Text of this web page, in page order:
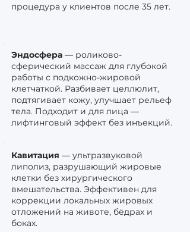
процедура у клиентов после 35 лет.
Эндосфера — роликово-
сферический массаж для глубокой
работы с подкожно-жировой
клетчаткой. Разбивает целлюлит,
подтягивает кожу, улучшает рельеф
тела. Подходит и для лица —
лифтинговый эффект без инъекций.
Кавитация — ультразвуковой
липолиз, разрушающий жировые
клетки без хирургического
вмешательства. Эффективен для
коррекции локальных жировых
отложений на животе, бёдрах и
боках.